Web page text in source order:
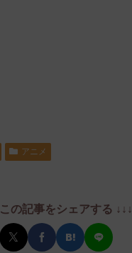
アニメ
の記事をシェアする ↓↓↓